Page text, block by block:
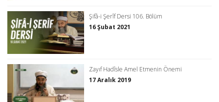
Şifâ-i Şerîf Dersi 106. Bölüm
16 Şubat 2021
Zayıf Hadîsle Amel Etmenin Önemi
17 Aralık 2019